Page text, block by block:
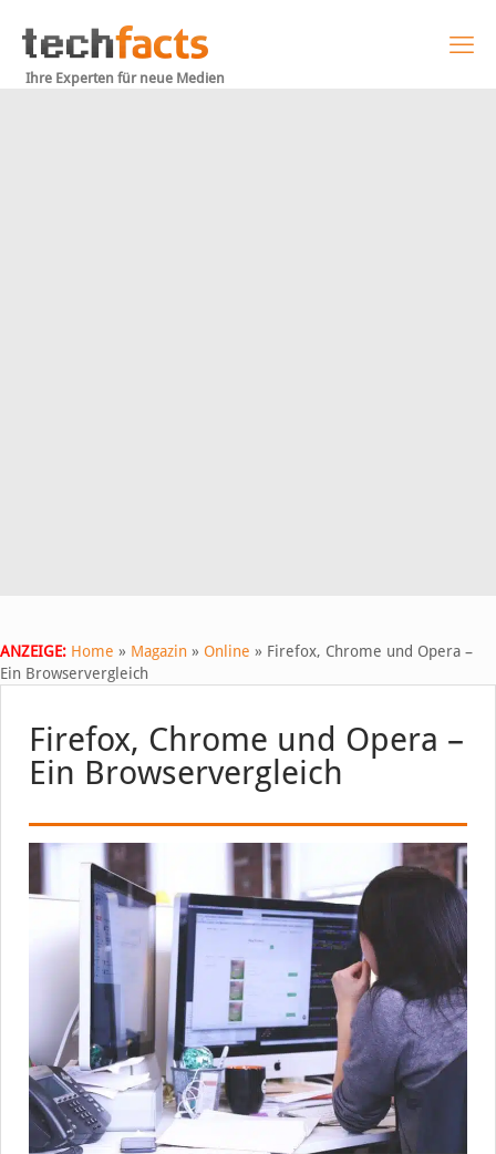
Ihre Experten für neue Medien
ANZEIGE: Home » Magazin » Online » Firefox, Chrome und Opera –
Ein Browservergleich
Firefox, Chrome und Opera –
Ein Browservergleich